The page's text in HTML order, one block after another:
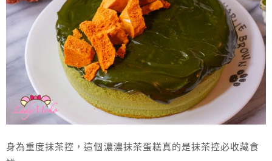
身為重度抹茶控，這個濃濃抹茶蛋糕真的是抹茶控必收藏食